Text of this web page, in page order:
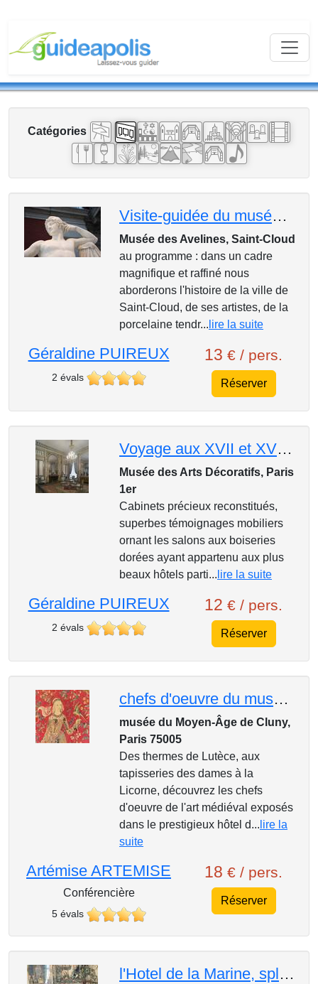
Catégories
Visite-guidée du musée des Avelines, à Saint-Cloud puis son thé gourmand!
Musée des Avelines, Saint-Cloud
au programme : dans un cadre
magnifique et raffiné nous
aborderons l'histoire de la ville de
Saint-Cloud, de ses artistes, de la
porcelaine tendr... lire la suite
Géraldine PUIREUX
2 évals
13 € / pers.
Réserver
Voyage aux XVII et XVIII ème siècles au musée des Arts Décoratifs du Louvre
Musée des Arts Décoratifs, Paris
1er
Cabinets précieux reconstitués,
superbes témoignages mobiliers
ornant les salons aux boiseries
dorées ayant appartenu aux plus
beaux hôtels parti... lire la suite
Géraldine PUIREUX
2 évals
12 € / pers.
Réserver
chefs d'oeuvre du musée de Cluny
musée du Moyen-Âge de Cluny,
Paris 75005
Des thermes de Lutèce, aux
tapisseries des dames à la
Licorne, découvrez les chefs
d'oeuvre de l'art médiéval exposés
dans le prestigieux hôtel d... lire la
suite
Artémise ARTEMISE
Conférencière
5 évals
18 € / pers.
Réserver
l'Hotel de la Marine, splendeur de l'ancien Garde-meuble royal